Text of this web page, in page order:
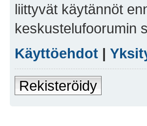
liittyvät käytännöt
keskustelufoorumin
Käyttöehdot |
Rekisteröidy